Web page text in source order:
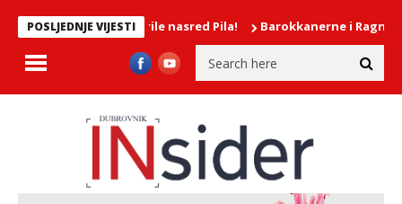
POSLJEDNJE VIJESTI
Dvije djevojke mokrile nasred Pila! Barokkanerne i Ragnhild